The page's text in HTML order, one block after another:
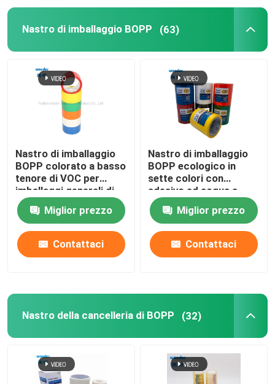
Nastro di imballaggio BOPP
Nastro della cancelleria di BOPP
Bopp Tape Jumbo Roll
Nastro del di alluminio
Nastro adesivo a doppio lato
Nastro di schiuma autoadesivo
Rollo di nastro nano
Nastro di imballaggio BOPP (63)
Nastro di imballaggio
BOPP colorato a basso
tenore di VOC per
imballaggi generali di
prodotti
Miglior prezzo
Contattaci
Nastro di imballaggio
BOPP ecologico in
sette colori con
adesivo ad acqua a
basso tenore di VOC
Miglior prezzo
Contattaci
Nastro della cancelleria di BOPP (32)